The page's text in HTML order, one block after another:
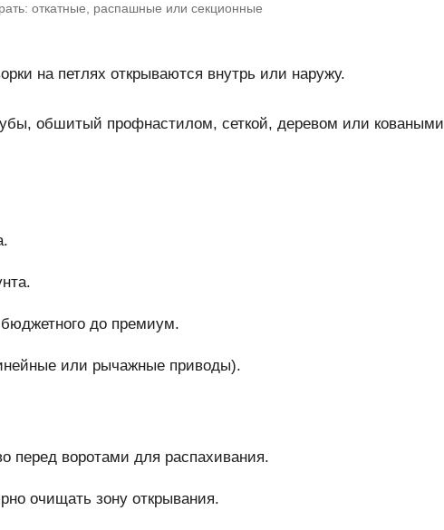
откатные, распашные или секционные
на петлях открываются внутрь или наружу.
обшитый профнастилом, сеткой, деревом или коваными
до премиум.
или рычажные приводы).
перед воротами для распахивания.
очищать зону открывания.